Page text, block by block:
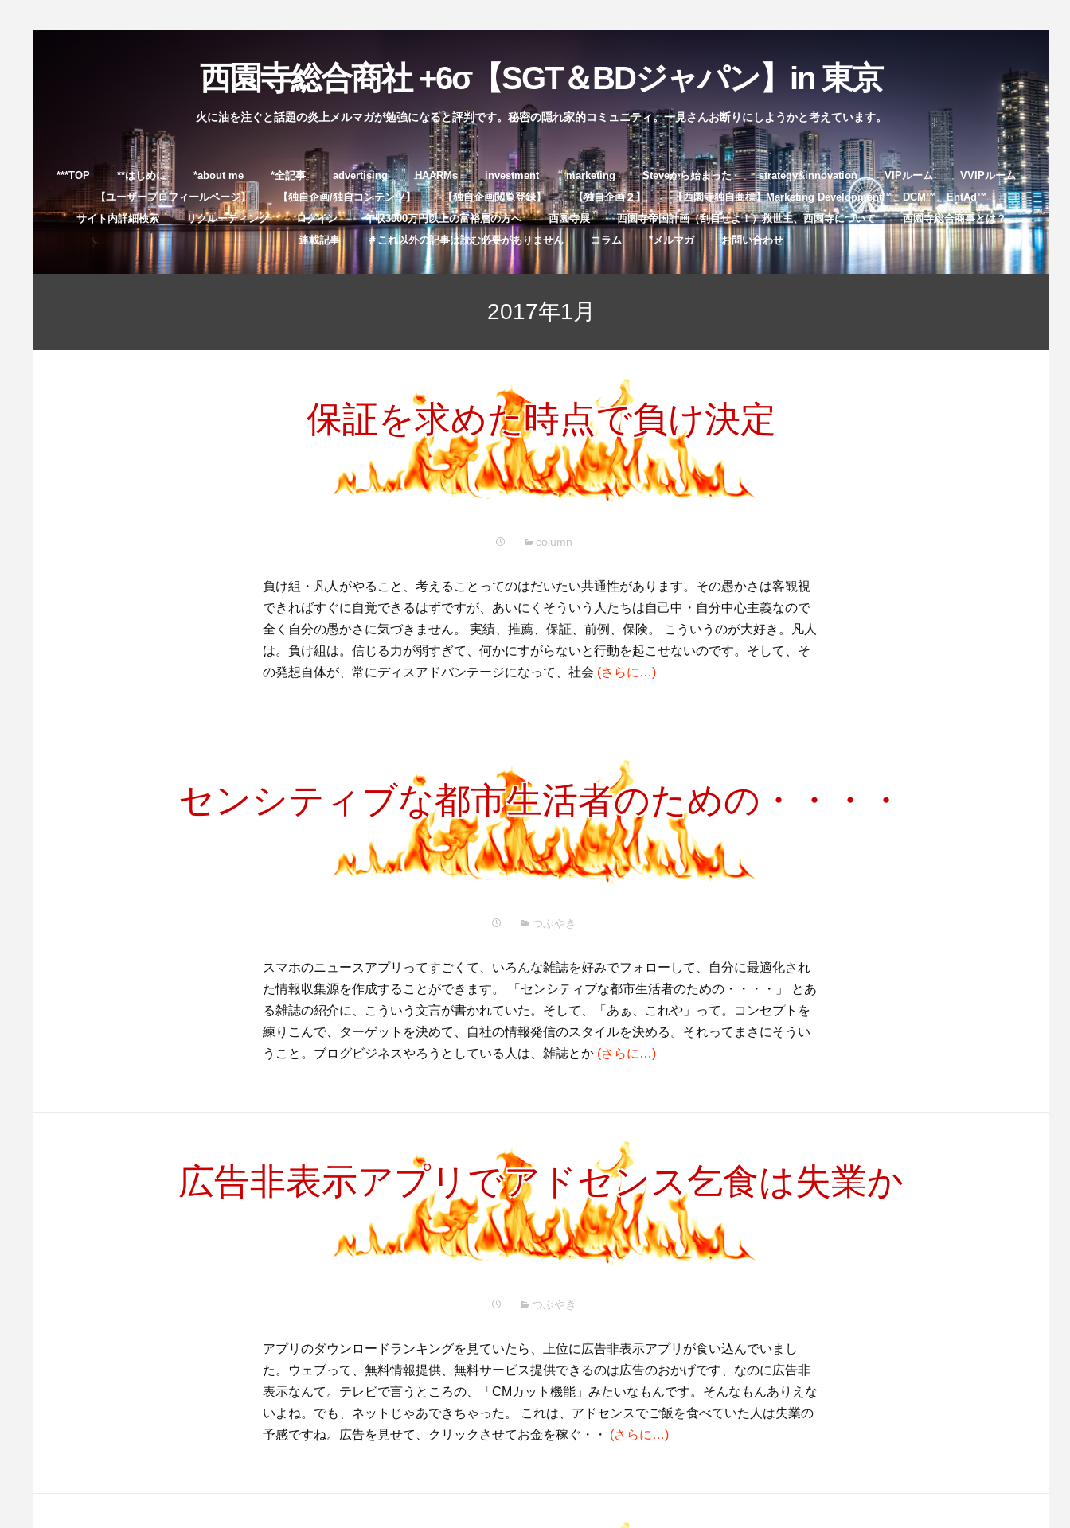
西園寺総合商社 +6σ【SGT＆BDジャパン】in 東京
火に油を注ぐと話題の炎上メルマガが勉強になると評判です。秘密の隠れ家的コミュニティ。一見さんお断りにしようかと考えています。
コ
ン
テ
ン
ス
キ
***TOP **はじめに *about me *全記事 advertising HAARMs investment marketing Steveから始まった strategy&innovation VIPルーム
VVIPルーム
【ユーザープロフィールページ】
【独自企画/独自コンテンツ】 【独自企画閲覧登録】 【独自企画２】
【西園寺独自商標】Marketing Development™️、DCM™️、EntAd™️
サイト内詳細検索
リクルーティング ログイン 年収3000万円以上の富裕層の方へ 西園寺展 西園寺帝国計画（刮目せよ！）救世主、西園寺について
西園寺総合商事とは？
連載記事
＃これ以外の記事は読む必要がありません コラム *メルマガ お問い合わせ
2017年1月
保証を求めた時点で負け決定
column
負け組・凡人がやること、考えることってのはだいたい共通性があります。その愚かさは客観視
できればすぐに自覚できるはずですが、あいにくそういう人たちは自己中・自分中心主義なので
全く自分の愚かさに気づきません。 実績、推薦、保証、前例、保険。 こういうのが大好き。凡人
は。負け組は。信じる力が弱すぎて、何かにすがらないと行動を起こせないのです。そして、そ
の発想自体が、常にディスアドバンテージになって、社会 (さらに…)
センシティブな都市生活者のための・・・・
つぶやき
スマホのニュースアプリってすごくて、いろんな雑誌を好みでフォローして、自分に最適化され
た情報収集源を作成することができます。 「センシティブな都市生活者のための・・・・」 とあ
る雑誌の紹介に、こういう文言が書かれていた。そして、「あぁ、これや」って。コンセプトを
練りこんで、ターゲットを決めて、自社の情報発信のスタイルを決める。それってまさにそうい
うこと。ブログビジネスやろうとしている人は、雑誌とか (さらに…)
広告非表示アプリでアドセンス乞食は失業か
つぶやき
アプリのダウンロードランキングを見ていたら、上位に広告非表示アプリが食い込んでいまし
た。ウェブって、無料情報提供、無料サービス提供できるのは広告のおかげです、なのに広告非
表示なんて。テレビで言うところの、「CMカット機能」みたいなもんです。そんなもんありえな
いよね。でも、ネットじゃあできちゃった。 これは、アドセンスでご飯を食べていた人は失業の
予感ですね。広告を見せて、クリックさせてお金を稼ぐ・・ (さらに…)